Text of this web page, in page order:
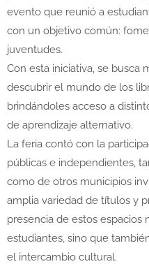
evento que reunió a
con un objetivo común:
juventudes.
Con esta iniciativa, se busca
descubrir el mundo de los
brindándoles acceso a
de aprendizaje alternativo.
La feria contó con la
públicas e independientes,
como de otros municipios
amplia variedad de títulos y
presencia de estos espacios
estudiantes, sino que
el intercambio cultural.